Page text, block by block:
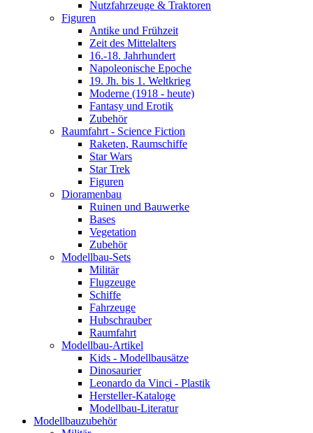
Nutzfahrzeuge & Traktoren
Figuren
Antike und Frühzeit
Zeit des Mittelalters
16.-18. Jahrhundert
Napoleonische Epoche
19. Jh. bis 1. Weltkrieg
Moderne (1918 - heute)
Fantasy und Erotik
Zubehör
Raumfahrt - Science Fiction
Raketen, Raumschiffe
Star Wars
Star Trek
Figuren
Dioramenbau
Ruinen und Bauwerke
Bases
Vegetation
Zubehör
Modellbau-Sets
Militär
Flugzeuge
Schiffe
Fahrzeuge
Hubschrauber
Raumfahrt
Modellbau-Artikel
Kids - Modellbausätze
Dinosaurier
Leonardo da Vinci - Plastik
Hersteller-Kataloge
Modellbau-Literatur
Modellbauzubehör